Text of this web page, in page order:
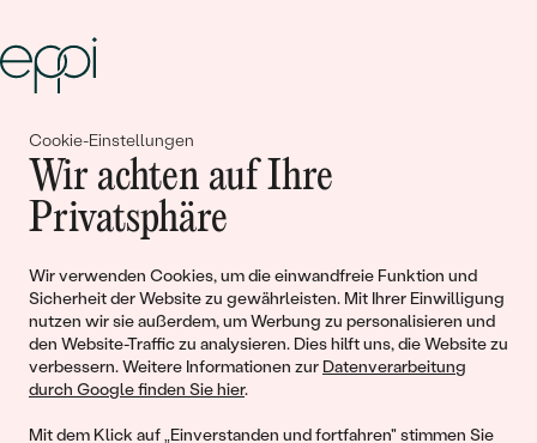
Cookie-Einstellungen
Wir achten auf Ihre
Privatsphäre
Wir verwenden Cookies, um die einwandfreie Funktion und
Sicherheit der Website zu gewährleisten. Mit Ihrer Einwilligung
nutzen wir sie außerdem, um Werbung zu personalisieren und
den Website-Traffic zu analysieren. Dies hilft uns, die Website zu
verbessern. Weitere Informationen zur Datenverarbeitung
durch Google finden Sie hier.
Mit dem Klick auf „Einverstanden und fortfahren" stimmen Sie
Gemeinsam erschaffen wir
Geschichten von Schönheit und
Liebe
Begleiten Sie uns!